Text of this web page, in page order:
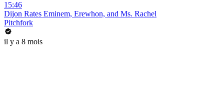
15:46
Dijon Rates Eminem, Erewhon, and Ms. Rachel
Pitchfork
il y a 8 mois